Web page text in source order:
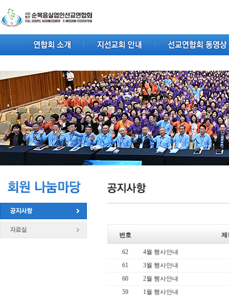
번호 제
62
4월 행사안내
61
3월 행사안내
60
2월 행사안내
59
1월 행사안내